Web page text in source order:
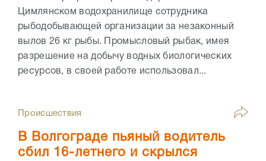
Цимлянском водохранилище сотрудника
рыбодобывающей организации за незаконный
вылов 26 кг рыбы. Промысловый рыбак, имея
разрешение на добычу водных биологических
ресурсов, в своей работе использовал...
Происшествия
В Волгограде пьяный водитель
сбил 16-летнего и скрылся